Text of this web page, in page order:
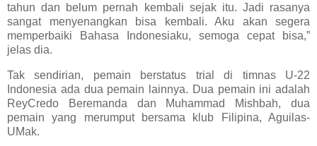
tahun dan belum pernah kembali sejak itu. Jadi rasanya
sangat menyenangkan bisa kembali. Aku akan segera
memperbaiki Bahasa Indonesiaku, semoga cepat bisa,”
jelas dia.
Tak sendirian, pemain berstatus trial di timnas U-22
Indonesia ada dua pemain lainnya. Dua pemain ini adalah
ReyCredo Beremanda dan Muhammad Mishbah, dua
pemain yang merumput bersama klub Filipina, Aguilas-
UMak.